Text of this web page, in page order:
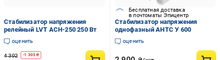
Стабилизатор напряжения
релейный LVT АСН-250 250 Вт
оценить
4 302 -1 303 ₴
Бесплатная доставка
в почтоматы Эпицентр
Стабилизатор напряжения
однофазный АНТС У 600
оценить